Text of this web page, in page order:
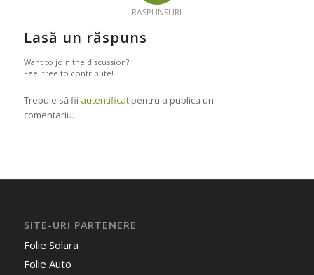
RASPUNSURI
Lasă un răspuns
Want to join the discussion?
Feel free to contribute!
Trebuie să fii autentificatpentru a publica un
comentariu.
SITE-URI PARTENERE
Folie Solara
Folie Auto